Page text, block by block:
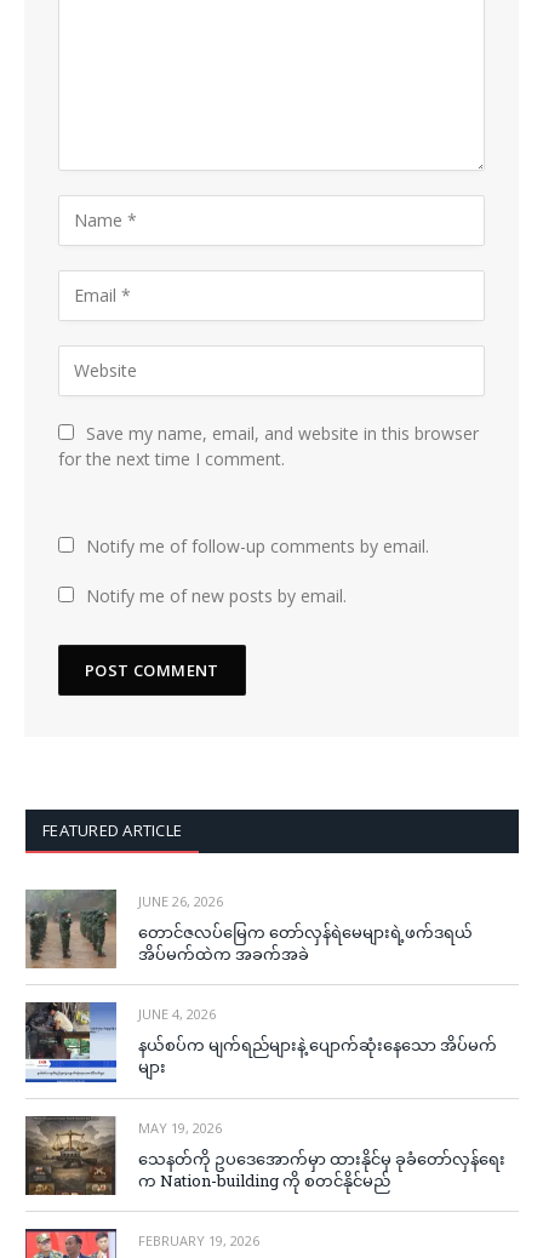
Save my name, email, and website in this browser
for the next time I comment.
Notify me of follow-up comments by email.
Notify me of new posts by email.
FEATURED ARTICLE
JUNE 26, 2026
တောင်ဇလပ်မြေက တော်လှန်ရဲမေများရဲ့ဖက်ဒရယ်
အိပ်မက်ထဲက အခက်အခဲ
JUNE 4, 2026
နယ်စပ်က မျက်ရည်များနဲ့ ပျောက်ဆုံးနေသော အိပ်မက်
များ
MAY 19, 2026
သေနတ်ကို ဥပဒေအောက်မှာ ထားနိုင်မှ ခုခံတော်လှန်ရေး
က Nation-building ကို စတင်နိုင်မည်
FEBRUARY 19, 2026